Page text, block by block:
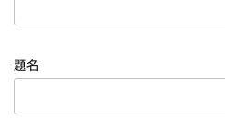
*NEW RELEASE (最新約3ヶ月)
ジャーニー / 1979年5月8+9日 ...
題名